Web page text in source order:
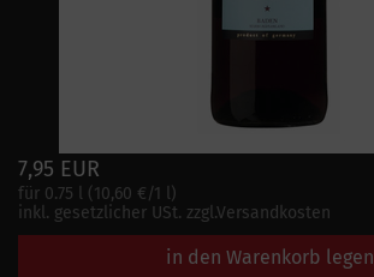
7,95 EUR
für 0.75 l (10,60 €/1 l)
inkl. gesetzlicher USt. zzgl.Versandkosten
in den Warenkorb legen